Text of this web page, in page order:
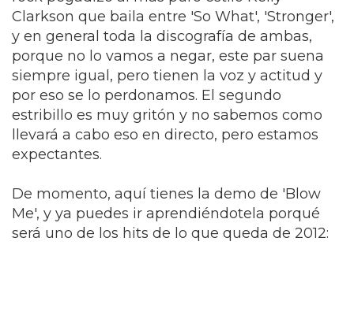
Clarkson que baila entre 'So What', 'Stronger',
y en general toda la discografía de ambas,
porque no lo vamos a negar, este par suena
siempre igual, pero tienen la voz y actitud y
por eso se lo perdonamos. El segundo
estribillo es muy gritón y no sabemos como
llevará a cabo eso en directo, pero estamos
expectantes.
De momento, aquí tienes la demo de 'Blow
Me', y ya puedes ir aprendiéndotela porqué
será uno de los hits de lo que queda de 2012: